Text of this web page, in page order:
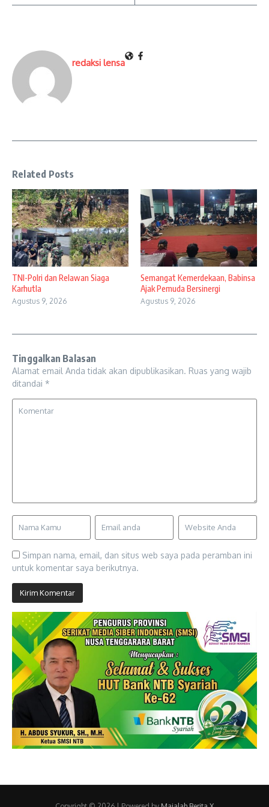
redaksi lensa
Related Posts
TNI-Polri dan Relawan Siaga
Karhutla
Agustus 9, 2026
Semangat Kemerdekaan, Babinsa
Ajak Pemuda Bersinergi
Agustus 9, 2026
Tinggalkan Balasan
Alamat email Anda tidak akan dipublikasikan. Ruas yang wajib
ditandai *
Simpan nama, email, dan situs web saya pada peramban ini
untuk komentar saya berikutnya.